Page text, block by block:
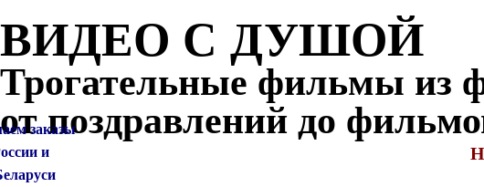
ВИДЕО С ДУШОЙ
Трогательные фильмы из
от поздравлений до
заказы
и